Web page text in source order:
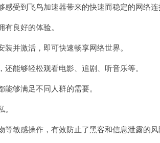
受到飞鸟加速器带来的快速而稳定的网络连
良好的体验。
并激活，即可快速畅享网络世界。
能够轻松观看电影、追剧、听音乐等。
够满足不同人群的需要。
敏感操作，有效防止了黑客和信息泄露的风